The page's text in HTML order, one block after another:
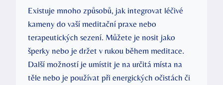
Existuje mnoho způsobů, jak integrovat léčivé
kameny do vaší meditační praxe nebo
terapeutických sezení. Můžete je nosit jako
šperky nebo je držet v rukou během meditace.
Další možností je umístit je na určitá místa na
těle nebo je používat při energických očistách či